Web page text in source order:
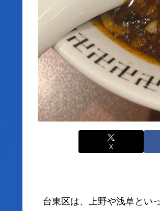
X
台東区は、上野や浅草とい